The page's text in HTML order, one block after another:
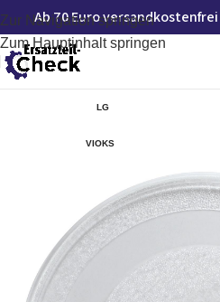
Zur Navigation springen
Zum Hauptinhalt springen
Ab 70 Euro
LG
VIOKS